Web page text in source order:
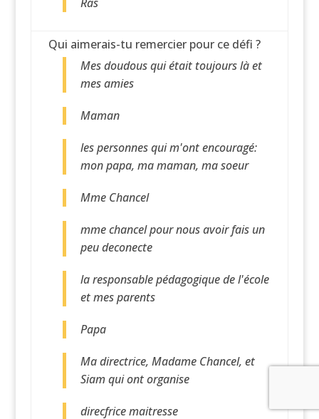
Qui aimerais-tu remercier pour ce défi ?
Mes doudous qui était toujours là et
mes amies
Maman
les personnes qui m'ont encouragé:
mon papa, ma maman, ma soeur
Mme Chancel
mme chancel pour nous avoir fais un
peu deconecte
la responsable pédagogique de l'école
et mes parents
Papa
Ma directrice, Madame Chancel, et
Siam qui ont organise
direcfrice maitresse